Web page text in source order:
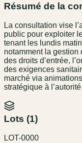
Résumé de la
La consultation vise
public pour exploiter
tenant les lundis
notamment la gestion
des droits d’entrée,
des exigences
marché via
stratégique à
Lots (1)
LOT-0000